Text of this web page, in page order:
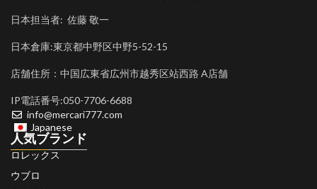
日本担当者: 佐藤 敬一
日本倉庫:東京都中野区中野5-52-15
店舗住所：中国広東省広州市越秀区站西路 A店舗
IP電話番号:050-7706-6688
info@mercari777.com
Japanese
人気ブランド
ロレックス
ウブロ